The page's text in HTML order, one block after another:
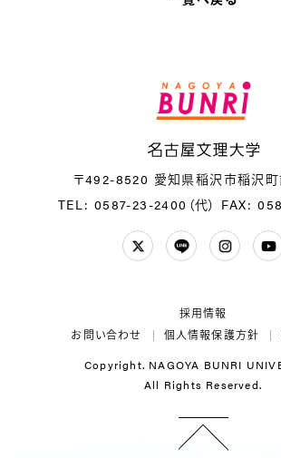
〒492-8520 愛知県稲沢市稲沢
TEL: 0587-23-2400（代） FAX:
個人情報保護方針
お問い合わせ
採用情報
Copyright. NAGOYA BUNRI
All Rights Reserved.